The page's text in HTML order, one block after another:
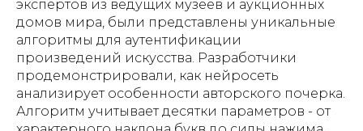
экспертов из ведущих музеев и аукционных
домов мира, были представлены уникальные
алгоритмы для аутентификации
произведений искусства. Разработчики
продемонстрировали, как нейросеть
анализирует особенности авторского почерка.
Алгоритм учитывает десятки параметров - от